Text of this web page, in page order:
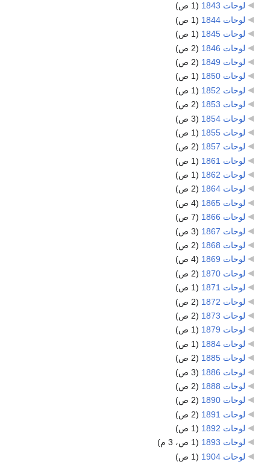
لوحات 1843
(1 ص)
لوحات 1844
(1 ص)
لوحات 1845
(1 ص)
لوحات 1846
(2 ص)
لوحات 1849
(2 ص)
لوحات 1850
(1 ص)
لوحات 1852
(1 ص)
لوحات 1853
(2 ص)
لوحات 1854
(3 ص)
لوحات 1855
(1 ص)
لوحات 1857
(2 ص)
لوحات 1861
(1 ص)
لوحات 1862
(1 ص)
لوحات 1864
(2 ص)
لوحات 1865
(4 ص)
لوحات 1866
(7 ص)
لوحات 1867
(3 ص)
لوحات 1868
(2 ص)
لوحات 1869
(4 ص)
لوحات 1870
(2 ص)
لوحات 1871
(1 ص)
لوحات 1872
(2 ص)
لوحات 1873
(2 ص)
لوحات 1879
(1 ص)
لوحات 1884
(1 ص)
لوحات 1885
(2 ص)
لوحات 1886
(3 ص)
لوحات 1888
(2 ص)
لوحات 1890
(2 ص)
لوحات 1891
(2 ص)
لوحات 1892
(1 ص)
لوحات 1893
(1 ص، 3 م)
لوحات 1904
(1 ص)